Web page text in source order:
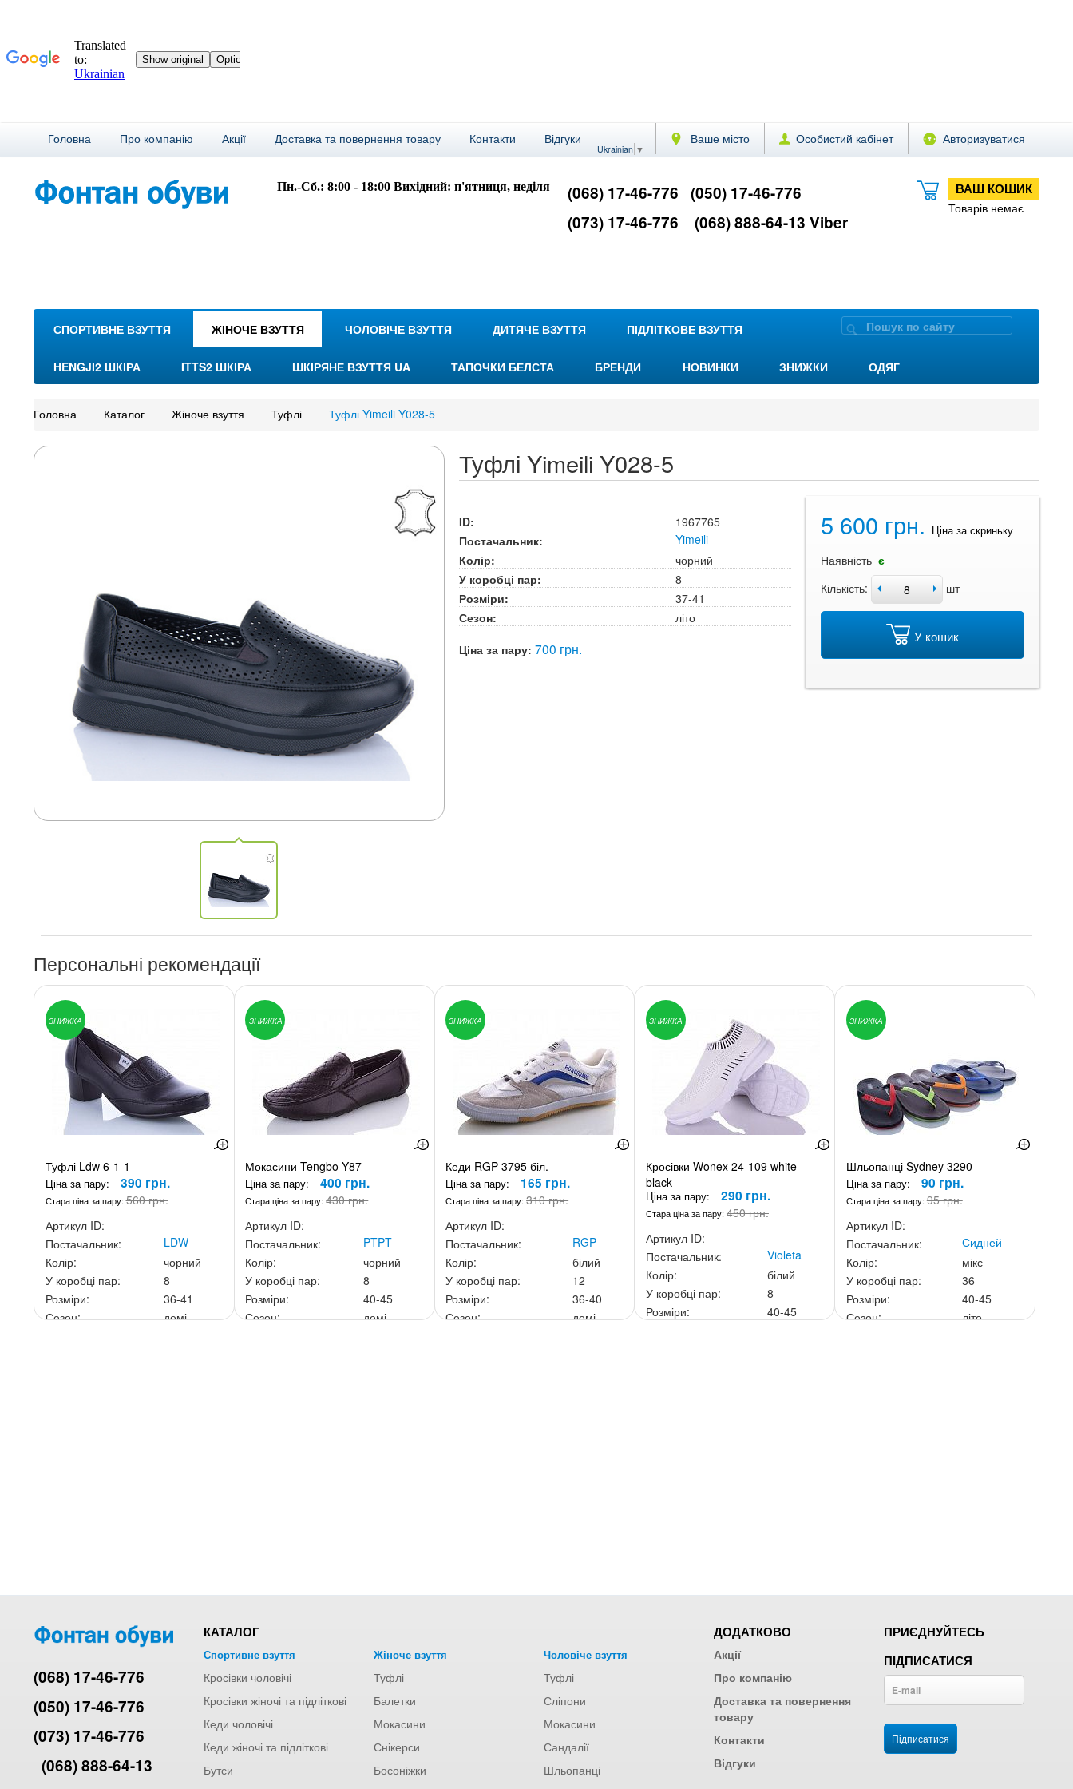
Ваше місто Особистий кабінет Авторизуватися
Головна Про компанію Акції Доставка та повернення товару Контакти Відгуки
Ukrainian ▼
ВАШ КОШИК
Товарів немає
Пн.-Сб.: 8:00 - 18:00 Вихідний: п'ятниця, неділя (068) 17-46-776 (050) 17-46-776
(073) 17-46-776
(068) 888-64-13 Viber
СПОРТИВНЕ ВЗУТТЯ ЖІНОЧЕ ВЗУТТЯ ЧОЛОВІЧЕ ВЗУТТЯ ДИТЯЧЕ ВЗУТТЯ ПІДЛІТКОВЕ ВЗУТТЯ
HENGJI2 ШКІРА ITTS2 ШКІРА ШКІРЯНЕ ВЗУТТЯ UA ТАПОЧКИ БЕЛСТА БРЕНДИ НОВИНКИ ЗНИЖКИ ОДЯГ
Головна Каталог Жіноче взуття Туфлі Туфлі Yimeili Y028-5
Туфлі Yimeili Y028-5
ID:
1967765
Постачальник:
Yimeili
Колір:
чорний
У коробці пар:
8
Розміри:
37-41
Сезон:
літо
Ціна за пару: 700 грн.
5 600 грн. Ціна за скриньку
Наявність є
Кількість:
шт
У кошик
Персональні рекомендації
ЗНИЖКА
Туфлі Ldw 6-1-1
Ціна за пару: 390 грн.
Стара ціна за пару:560 грн.
Артикул ID:
Постачальник:
LDW
Колір:
чорний
У коробці пар:
8
Розміри:
36-41
Сезон:
демі
ЗНИЖКА
Мокасини Tengbo Y87
Ціна за пару: 400 грн.
Стара ціна за пару:430 грн.
Артикул ID:
Постачальник:
PTPT
Колір:
чорний
У коробці пар:
8
Розміри:
40-45
Сезон:
демі
ЗНИЖКА
Кеди RGP 3795 біл.
Ціна за пару: 165 грн.
Стара ціна за пару:310 грн.
Артикул ID:
Постачальник:
RGP
Колір:
білий
У коробці пар:
12
Розміри:
36-40
Сезон:
демі
ЗНИЖКА
Кросівки Wonex 24-109 white-
black
Ціна за пару: 290 грн.
Стара ціна за пару: 450 грн.
Артикул ID:
Постачальник:
Violeta
Колір:
білий
У коробці пар:
8
Розміри:
40-45
ЗНИЖКА
Шльопанці Sydney 3290
Ціна за пару: 90 грн.
Стара ціна за пару:95 грн.
Артикул ID:
Постачальник:
Сидней
Колір:
мікс
У коробці пар:
36
Розміри:
40-45
Сезон:
літо
(068) 17-46-776
(050) 17-46-776
(073) 17-46-776
(068) 888-64-13
КАТАЛОГ
Спортивне взуття
Кросівки чоловічі
Кросівки жіночі та підліткові
Кеди чоловічі
Кеди жіночі та підліткові
Бутси
Жіноче взуття
Туфлі
Балетки
Мокасини
Снікерси
Босоніжки
Чоловіче взуття
Туфлі
Сліпони
Мокасини
Сандалії
Шльопанці
ДОДАТКОВО
Акції
Про компанію
Доставка та повернення
товару
Контакти
Відгуки
ПРИЄДНУЙТЕСЬ
ПІДПИСАТИСЯ